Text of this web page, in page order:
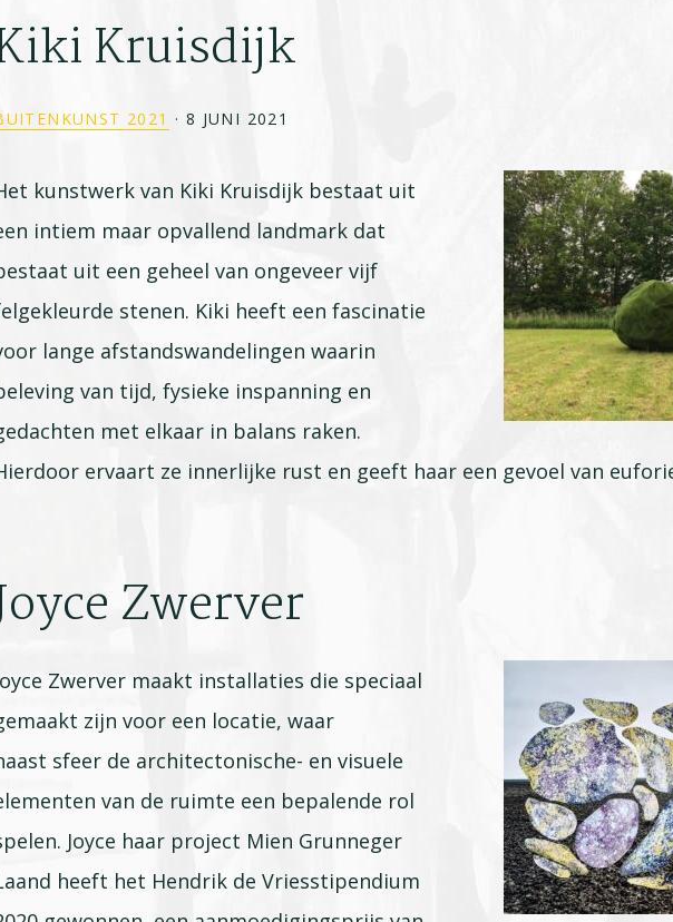
Kruisdijk
2021 · 8 JUNI 2021
kunstwerk van Kiki Kruisdijk bestaat uit
intiem maar opvallend landmark dat
uit een geheel van ongeveer vijf
stenen. Kiki heeft een fascinatie
lange afstandswandelingen waarin
van tijd, fysieke inspanning en
met elkaar in balans raken.
ervaart ze innerlijke rust en geeft haar een gevoel van
Zwerver
Zwerver maakt installaties die speciaal
zijn voor een locatie, waar
sfeer de architectonische- en visuele
van de ruimte een bepalende rol
Joyce haar project Mien Grunneger
heeft het Hendrik de Vriesstipendium